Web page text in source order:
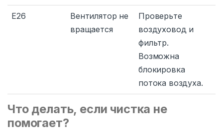
E26
Вентилятор не
вращается
Проверьте
воздуховод и
фильтр.
Возможна
блокировка
потока воздуха.
Что делать, если чистка не
помогает?